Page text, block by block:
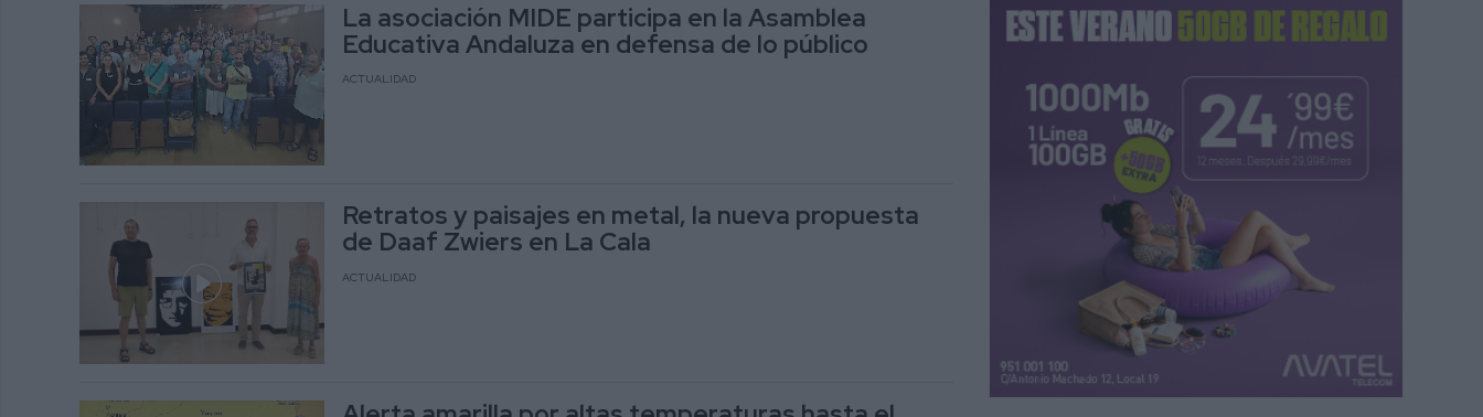
La asociación MIDE participa en la Asamblea
Educativa Andaluza en defensa de lo público
ACTUALIDAD
Retratos y paisajes en metal, la nueva propuesta
de Daaf Zwiers en La Cala
ACTUALIDAD